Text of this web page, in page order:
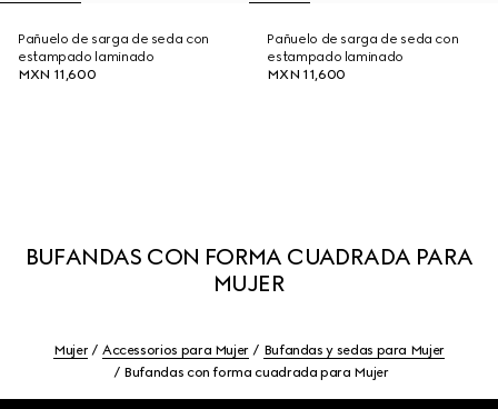
Pañuelo de sarga de seda con
estampado laminado
MXN 11,600
Pañuelo de sarga de seda con
estampado laminado
MXN 11,600
BUFANDAS CON FORMA CUADRADA PARA
MUJER
Mujer Accessorios para Mujer
Bufandas y sedas para Mujer
Bufandas con forma cuadrada para Mujer